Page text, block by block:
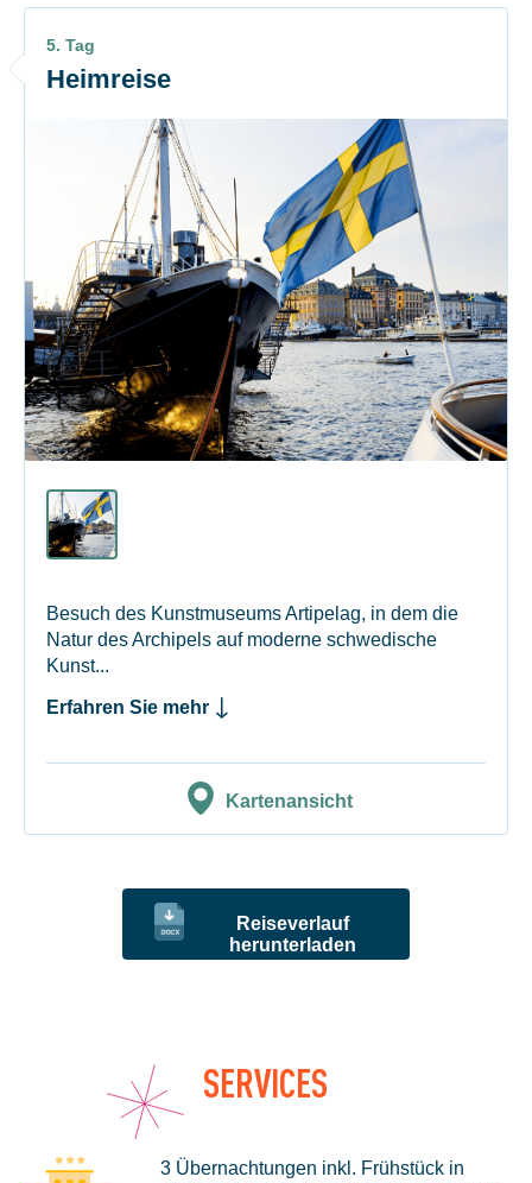
5. Tag
Heimreise
Besuch des Kunstmuseums Artipelag, in dem die
Natur des Archipels auf moderne schwedische
Kunst...
Erfahren Sie mehr
Kartenansicht
Reiseverlauf
herunterladen
SERVICES
3 Übernachtungen inkl. Frühstück in